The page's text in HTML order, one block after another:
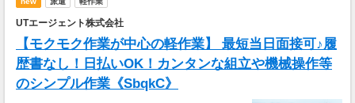
UTエージェント株式会社
【モクモク作業が中心の軽作業】 最短当日面接可♪履
歴書なし！日払いOK！カンタンな組立や機械操作等
のシンプル作業《SbqkC》